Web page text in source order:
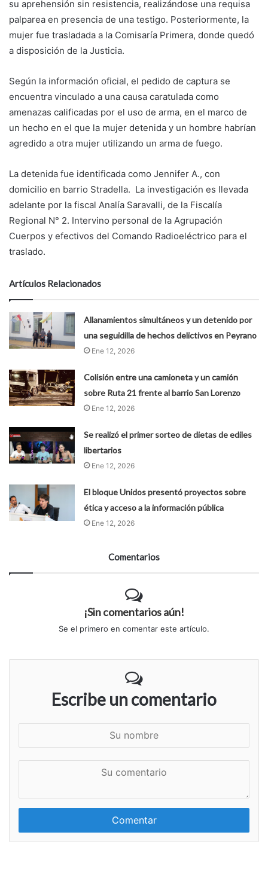
su aprehensión sin resistencia, realizándose una requisa
palparea en presencia de una testigo. Posteriormente, la
mujer fue trasladada a la Comisaría Primera, donde quedó
a disposición de la Justicia.
Según la información oficial, el pedido de captura se
encuentra vinculado a una causa caratulada como
amenazas calificadas por el uso de arma, en el marco de
un hecho en el que la mujer detenida y un hombre habrían
agredido a otra mujer utilizando un arma de fuego.
La detenida fue identificada como Jennifer A., con
domicilio en barrio Stradella. La investigación es llevada
adelante por la fiscal Analía Saravalli, de la Fiscalía
Regional N° 2. Intervino personal de la Agrupación
Cuerpos y efectivos del Comando Radioeléctrico para el
traslado.
Artículos Relacionados
Allanamientos simultáneos y un detenido por
una seguidilla de hechos delictivos en Peyrano
Ene 12, 2026
Colisión entre una camioneta y un camión
sobre Ruta 21 frente al barrio San Lorenzo
Ene 12, 2026
Se realizó el primer sorteo de dietas de ediles
libertarios
Ene 12, 2026
El bloque Unidos presentó proyectos sobre
ética y acceso a la información pública
Ene 12, 2026
Comentarios
¡Sin comentarios aún!
Se el primero en comentar este artículo.
Escribe un comentario
n